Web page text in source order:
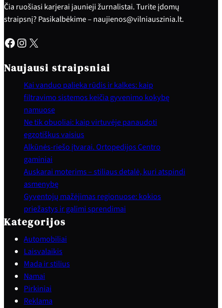
Čia ruošiasi karjerai jaunieji žurnalistai. Turite įdomų
straipsnį? Pasikalbėkime – naujienos@vilniauszinia.lt.
Facebook Instagram X
Naujausi straipsniai
Kai vanduo palieka rūdis ir kalkes: kaip
filtravimo sistemos keičia gyvenimo kokybę
namuose
Ne tik obuoliai: kaip virtuvėje panaudoti
egzotiškus vaisius
Alkūnės-riešo įtvarai. Ortopedijos Centro
gaminiai
Auskarai moterims – stiliaus detalė, kuri atspindi
asmenybę
Gyventojų mažėjimas regionuose: kokios
priežastys ir galimi sprendimai
Kategorijos
Automobiliai
Laisvalaikis
Mada ir stilius
Namai
Pirkiniai
Reklama